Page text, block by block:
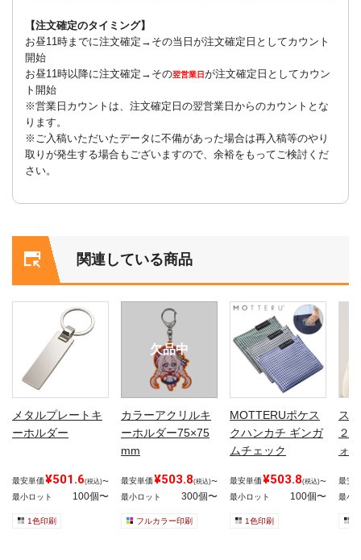
【注文確定のタイミング】
お昼11時までに注文確定→その当日が注文確定日としてカウント
開始
お昼11時以降に注文確定→その翌営業日が注文確定日としてカウン
ト開始
※営業日カウントは、注文確定日の翌営業日からのカウントとな
ります。
※ご入稿いただいたデータに不備があった場合は再入稿等のやり
取りが発生する場合もございますので、余裕をもってご検討くだ
さい。
関連している商品
メタルプレートキ
ーホルダー
最安単価¥501.6(税込)〜
最小ロット 100個〜
1色印刷
欠品中
カラーアクリルキ
ーホルダー75×75
mm
最安単価¥503.8(税込)〜
最小ロット 300個〜
フルカラー印刷
MOTTERUポケス
クハンカチ ギンガ
ムチェック
最安単価¥503.8(税込)〜
最小ロット 100個〜
1色印刷
ス
２
ォ
最安
最小